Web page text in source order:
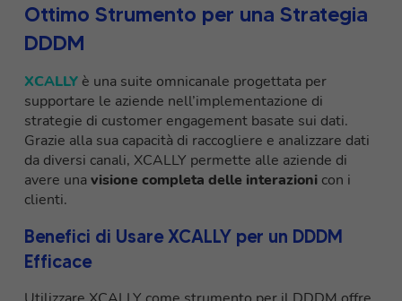
Ottimo Strumento per una Strategia
DDDM
XCALLY è una suite omnicanale progettata per
supportare le aziende nell’implementazione di
strategie di customer engagement basate sui dati.
Grazie alla sua capacità di raccogliere e analizzare dati
da diversi canali, XCALLY permette alle aziende di
avere unavisione completa delle interazioni con i
clienti.
Benefici di Usare XCALLY per un DDDM
Efficace